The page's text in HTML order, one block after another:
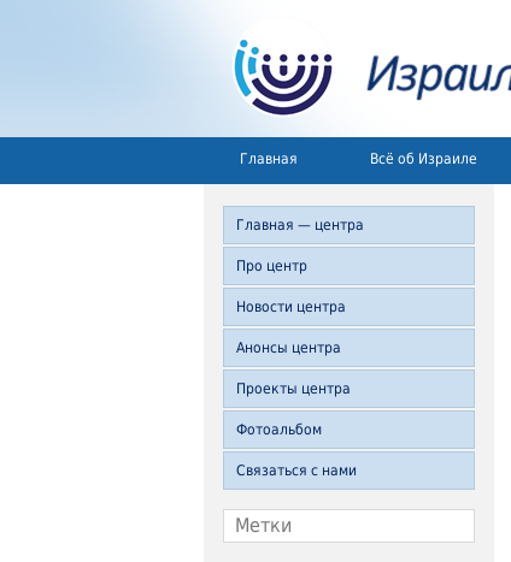
Главная Всё об Израиле
Главная — центра
Про центр
Новости центра
Анонсы центра
Проекты центра
Фотоальбом
Связаться с нами
Метки